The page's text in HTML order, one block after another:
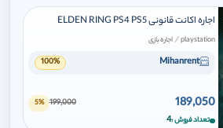
اجاره اکانت قانونی ELDEN RING PS4 PS5
playstation
/ اجاره بازی
Mihanrent
100%
189,050
199,000
5%
تعداد فروش 4